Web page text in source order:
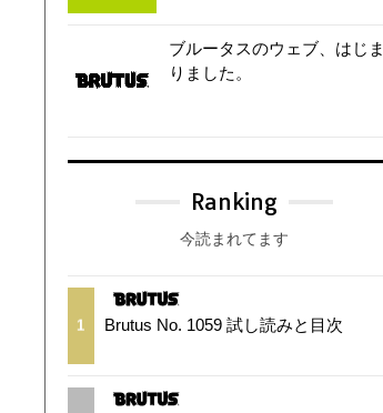
ブルータスのウェブ、はじま
りました。
Ranking
今読まれてます
1 Brutus No. 1059 試し読みと目次